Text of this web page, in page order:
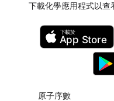
下載化學應用程式以查
下載於
App Store
原子序數